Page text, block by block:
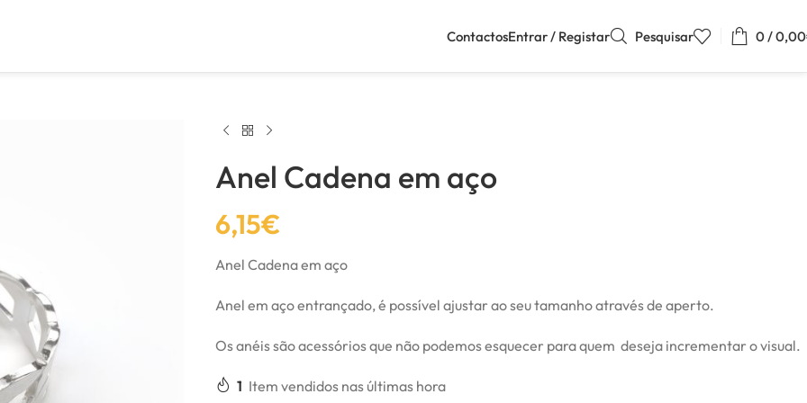
ContactosEntrar / Registar Pesquisar 0/0,00
Anel Cadena em aço
6,15€
Anel Cadena em aço
Anel em aço entrançado, é possível ajustar ao seu tamanho através de aperto.
Os anéis são acessórios que não podemos esquecer para quem deseja incrementar o visual.
1 Item vendidos nas últimas hora